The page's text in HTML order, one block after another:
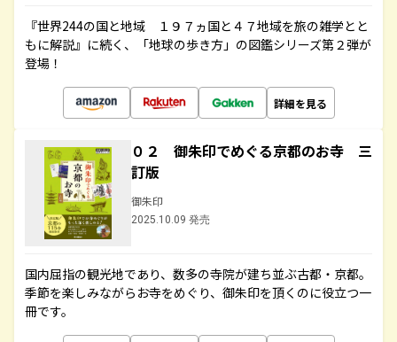
『世界244の国と地域 １９７ヵ国と４７地域を旅の雑学とと
もに解説』に続く、「地球の歩き方」の図鑑シリーズ第２弾が
登場！
詳細を見る
０２ 御朱印でめぐる京都のお寺 三
訂版
御朱印
2025.10.09 発売
国内屈指の観光地であり、数多の寺院が建ち並ぶ古都・京都。
季節を楽しみながらお寺をめぐり、御朱印を頂くのに役立つ一
冊です。